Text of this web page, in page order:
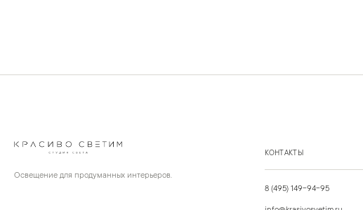
Освещение для продуманных интерьеров.
КОНТАКТЫ
8 (495) 149-94-95